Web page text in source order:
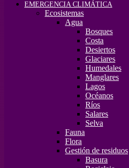
EMERGENCIA CLIMÁTICA
Ecosistemas
Agua
Bosques
Costa
Desiertos
Glaciares
Humedales
Manglares
Lagos
Océanos
Ríos
Salares
Selva
Fauna
Flora
Gestión de residuos
Basura